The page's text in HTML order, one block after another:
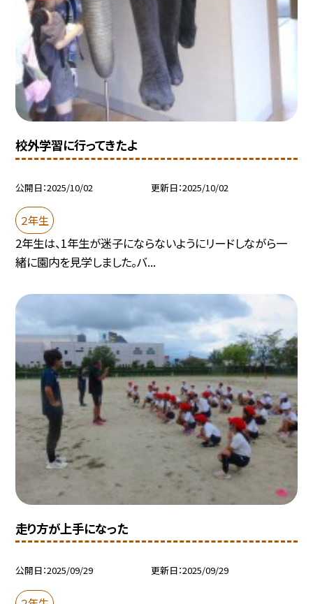
校外学習に行ってきたよ
公開日 2025/10/02 更新日 2025/10/02
２年生
2年生は、1年生が迷子にならないようにリードしながら一
緒に園内を見学しました。バ...
走り方が上手になった
公開日 2025/09/29 更新日 2025/09/29